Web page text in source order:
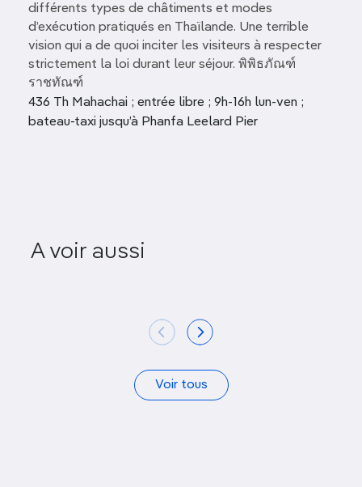
différents types de châtiments et modes
d’exécution pratiqués en Thaïlande. Une terrible
vision qui a de quoi inciter les visiteurs à respecter
strictement la loi durant leur séjour. พิพิธภัณฑ์
ราชทัณฑ์
436 Th Mahachai ; entrée libre ; 9h-16h lun-ven ;
bateau-taxi jusqu’à Phanfa Leelard Pier
A voir aussi
Centre
Voir tous